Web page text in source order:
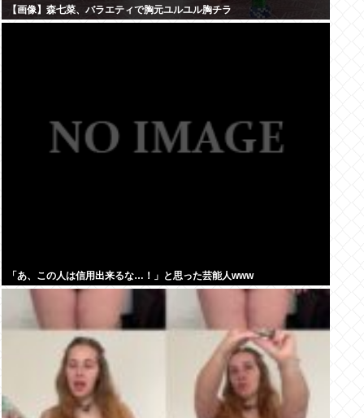
【画像】森七菜、バラエティで胸元ユルユル胸チラ
「あ、この人は信用出来るな…！」と思った芸能人www